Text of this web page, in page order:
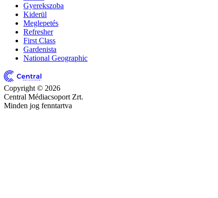
Gyerekszoba
Kiderül
Meglepetés
Refresher
First Class
Gardenista
National Geographic
Copyright © 2026
Central Médiacsoport Zrt.
Minden jog fenntartva